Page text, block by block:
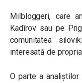
Milbloggeri, care
Kadîrov sau pe
comunitatea
interesată de
O parte a